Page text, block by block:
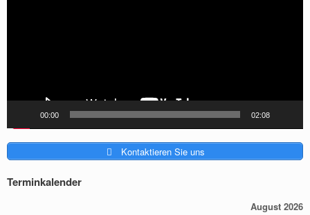
00:00 02:08
Kontaktieren Sie uns
Terminkalender
August 2026